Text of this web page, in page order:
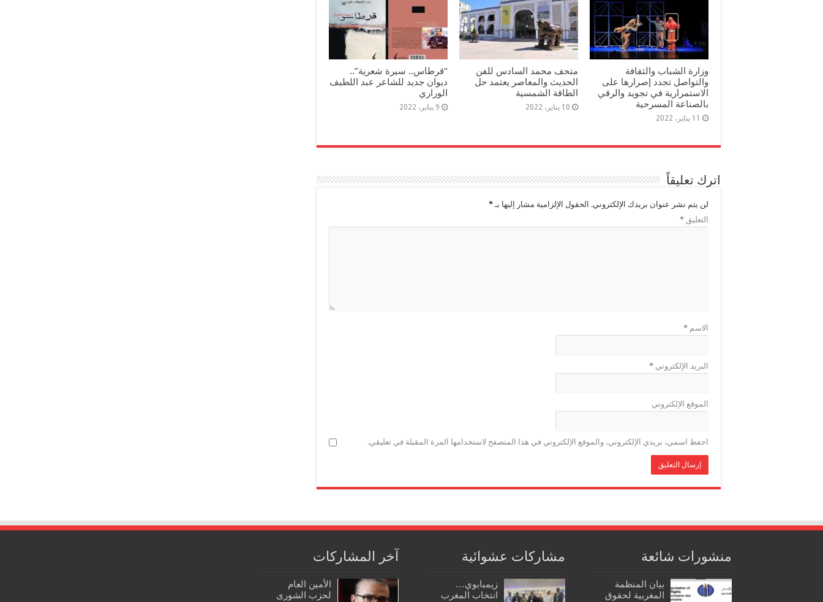
وزارة الشباب والثقافة
والتواصل تجدد إصرارها على
الاستمرارية في تجويد والرقي
بالصناعة المسرحية
11 يناير، 2022
متحف محمد السادس للفن
الحديث والمعاصر يعتمد حل
الطاقة الشمسية
10 يناير، 2022
“قرطاس.. سيرة شعرية”..
ديوان جديد للشاعر عبد اللطيف
الوراري
9 يناير، 2022
اترك تعليقاً
لن يتم نشر عنوان بريدك الإلكتروني. الحقول الإلزامية مشار إليها بـ*
التعليق *
الاسم *
البريد الإلكتروني *
الموقع الإلكتروني
احفظ اسمي، بريدي الإلكتروني، والموقع الإلكتروني في هذا المتصفح لاستخدامها المرة المقبلة في تعليقي.
منشورات شائعة
بيان المنظمة
المغربية لحقوق
مشاركات عشوائية
زيمبابوي…
انتخاب المغرب
آخر المشاركات
الأمين العام
لحزب الشورى